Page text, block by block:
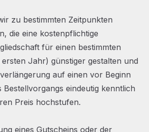
zu bestimmten Zeitpunkten
die eine kostenpflichtige
für einen bestimmten
ersten Jahr) günstiger gestalten und
auf einen vor Beginn
Bestellvorgangs eindeutig kenntlich
Preis hochstufen.
eines Gutscheins oder der